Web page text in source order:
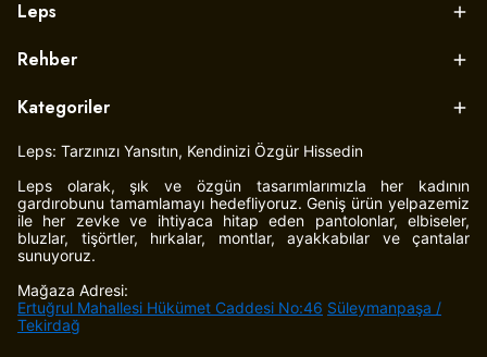
Leps
Rehber
Kategoriler
Leps: Tarzınızı Yansıtın, Kendinizi Özgür Hissedin
Leps olarak, şık ve özgün tasarımlarımızla her kadının
gardırobunu tamamlamayı hedefliyoruz. Geniş ürün yelpazemiz
ile her zevke ve ihtiyaca hitap eden pantolonlar, elbiseler,
bluzlar, tişörtler, hırkalar, montlar, ayakkabılar ve çantalar
sunuyoruz.
Mağaza Adresi:
Ertuğrul Mahallesi Hükümet Caddesi No:46 Süleymanpaşa /
Tekirdağ